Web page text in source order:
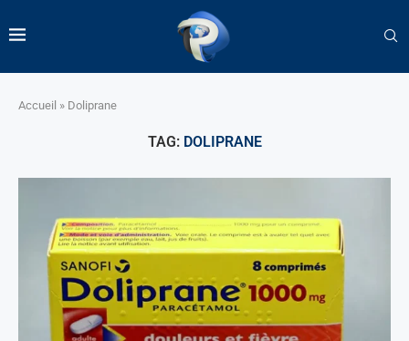
Accueil » Doliprane
TAG: DOLIPRANE